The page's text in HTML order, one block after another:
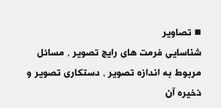
■ تصاویر
شناسایی فرمت های رایج تصویر ، مسائل
مربوط به اندازه تصویر ، دستکاری تصویر و
ذخیره آن